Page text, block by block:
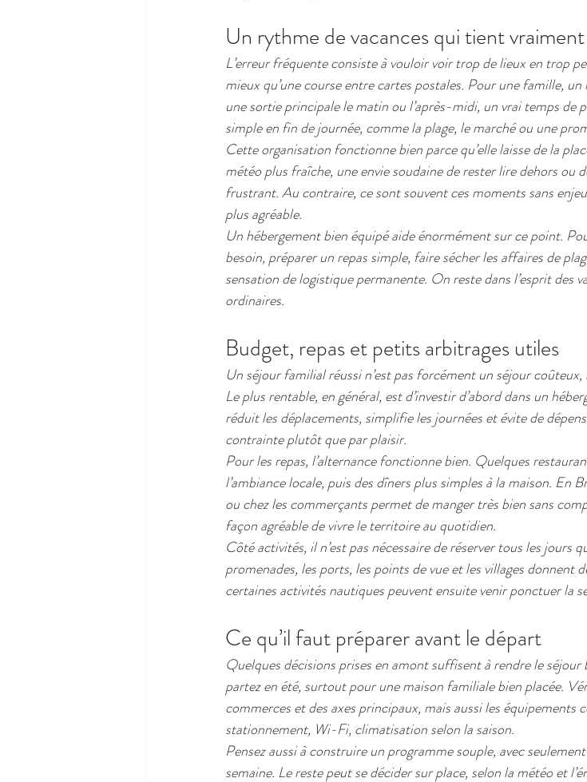
Un rythme de vacances qui tient
L’erreur fréquente consiste à vouloir voir trop de lieux en trop
mieux qu’une course entre cartes postales. Pour une famille,
une sortie principale le matin ou l’après-midi, un vrai temps de
simple en fin de journée, comme la plage, le marché ou une
Cette organisation fonctionne bien parce qu’elle laisse de la
météo plus fraîche, une envie soudaine de rester lire dehors ou
frustrant. Au contraire, ce sont souvent ces moments sans
plus agréable.
Un hébergement bien équipé aide énormément sur ce point.
besoin, préparer un repas simple, faire sécher les affaires de
sensation de logistique permanente. On reste dans l’esprit des
ordinaires.
Budget, repas et petits arbitrages utiles
Un séjour familial réussi n’est pas forcément un séjour
Le plus rentable, en général, est d’investir d’abord dans un
réduit les déplacements, simplifie les journées et évite de
contrainte plutôt que par plaisir.
Pour les repas, l’alternance fonctionne bien. Quelques
l’ambiance locale, puis des dîners plus simples à la maison. En
ou chez les commerçants permet de manger très bien sans
façon agréable de vivre le territoire au quotidien.
Côté activités, il n’est pas nécessaire de réserver tous les jours
promenades, les ports, les points de vue et les villages donnent
certaines activités nautiques peuvent ensuite venir ponctuer la
Ce qu’il faut préparer avant le départ
Quelques décisions prises en amont suffisent à rendre le
partez en été, surtout pour une maison familiale bien placée.
commerces et des axes principaux, mais aussi les équipements
stationnement, Wi-Fi, climatisation selon la saison.
Pensez aussi à construire un programme souple, avec
semaine. Le reste peut se décider sur place, selon la météo et